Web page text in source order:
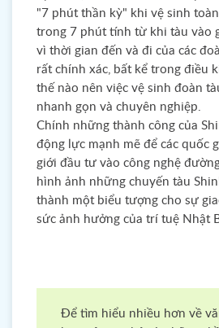
"7 phút thần kỳ" khi vệ sinh
trong 7 phút tính từ khi tàu vào
vì thời gian đến và đi của các
rất chính xác, bất kể trong điều
thế nào nên việc vệ sinh đoàn
nhanh gọn và chuyên nghiệp.
Chính những thành công của
động lực mạnh mẽ để các quốc
giới đầu tư vào công nghệ
hình ảnh những chuyến tàu
thành một biểu tượng cho sự
sức ảnh hưởng của trí tuệ Nhật
Để tìm hiểu nhiều hơn về